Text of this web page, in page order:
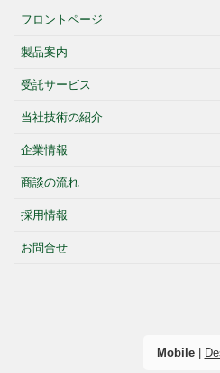
フロントページ
製品案内
受託サービス
当社技術の紹介
企業情報
商談の流れ
採用情報
お問合せ
Mobile|